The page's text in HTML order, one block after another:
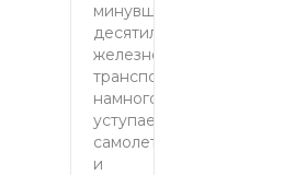
минувшие
десятилетия
железнодорожный
транспорт
намного
уступает
самолетам
и